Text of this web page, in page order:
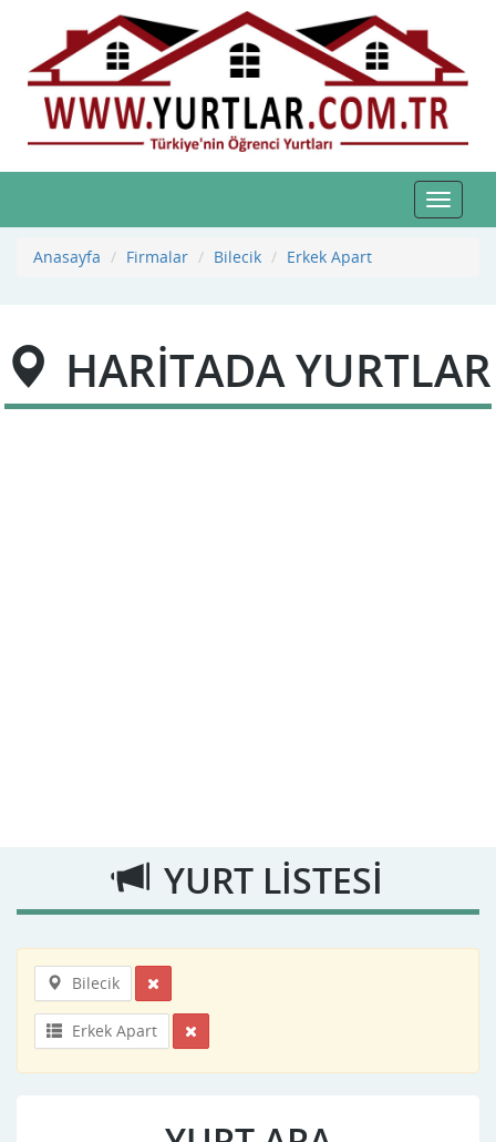
Toggle
Anasayfa
Firmalar Bilecik Erkek Apart
HARİTADA YURTLAR
YURT LİSTESİ
Bilecik
Erkek Apart